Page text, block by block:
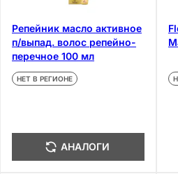
Репейник масло активное
п/выпад. волос репейно-
перечное 100 мл
НЕТ В РЕГИОНЕ
АНАЛОГИ